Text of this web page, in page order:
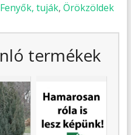
Fenyők, tuják,Örökzöldek
termékek